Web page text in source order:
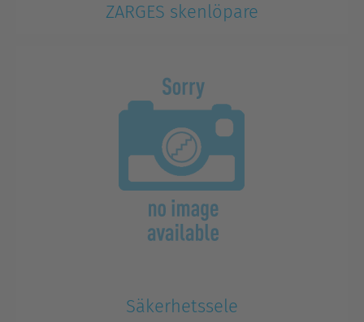
ZARGES skenlöpare
Säkerhetssele